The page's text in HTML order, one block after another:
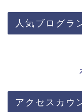
人気ブログラ
アクセスカウ